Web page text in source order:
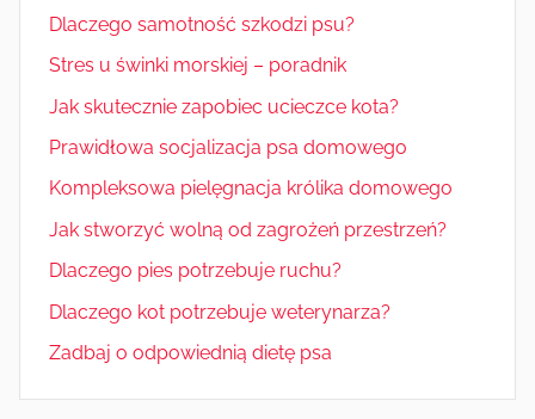
Dlaczego samotność szkodzi psu?
Stres u świnki morskiej – poradnik
Jak skutecznie zapobiec ucieczce kota?
Prawidłowa socjalizacja psa domowego
Kompleksowa pielęgnacja królika domowego
Jak stworzyć wolną od zagrożeń przestrzeń?
Dlaczego pies potrzebuje ruchu?
Dlaczego kot potrzebuje weterynarza?
Zadbaj o odpowiednią dietę psa